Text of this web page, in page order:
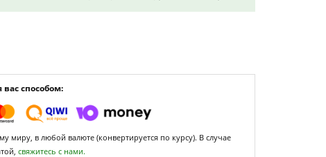
способом:
миру, в любой валюте (конвертируется по курсу). В случае
свяжитесь с нами.